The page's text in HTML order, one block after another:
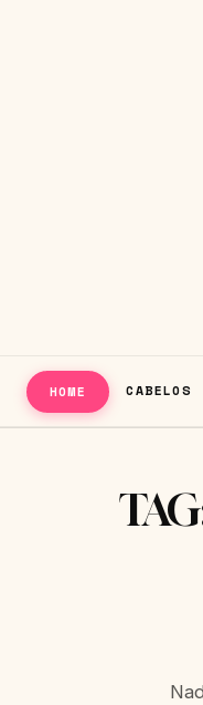
HOME CABELOS